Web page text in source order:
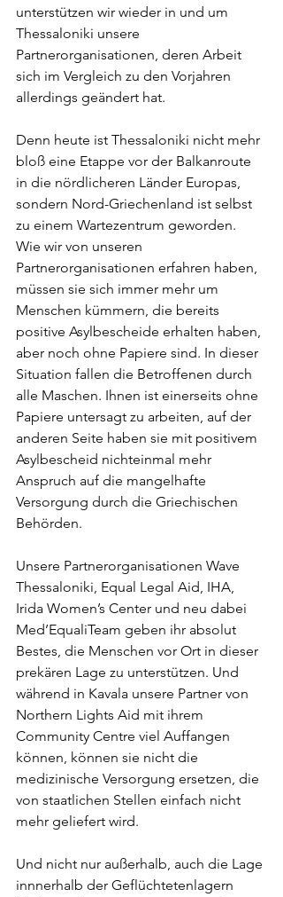
unterstützen wir wieder in und um
Thessaloniki unsere
Partnerorganisationen, deren Arbeit
sich im Vergleich zu den Vorjahren
allerdings geändert hat.
Denn heute ist Thessaloniki nicht mehr
bloß eine Etappe vor der Balkanroute
in die nördlicheren Länder Europas,
sondern Nord-Griechenland ist selbst
zu einem Wartezentrum geworden.
Wie wir von unseren
Partnerorganisationen erfahren haben,
müssen sie sich immer mehr um
Menschen kümmern, die bereits
positive Asylbescheide erhalten haben,
aber noch ohne Papiere sind. In dieser
Situation fallen die Betroffenen durch
alle Maschen. Ihnen ist einerseits ohne
Papiere untersagt zu arbeiten, auf der
anderen Seite haben sie mit positivem
Asylbescheid nichteinmal mehr
Anspruch auf die mangelhafte
Versorgung durch die Griechischen
Behörden.
Unsere Partnerorganisationen Wave
Thessaloniki, Equal Legal Aid, IHA,
Irida Women’s Center und neu dabei
Med’EqualiTeam geben ihr absolut
Bestes, die Menschen vor Ort in dieser
prekären Lage zu unterstützen. Und
während in Kavala unsere Partner von
Northern Lights Aid mit ihrem
Community Centre viel Auffangen
können, können sie nicht die
medizinische Versorgung ersetzen, die
von staatlichen Stellen einfach nicht
mehr geliefert wird.
Und nicht nur außerhalb, auch die Lage
innnerhalb der Geflüchtetenlagern